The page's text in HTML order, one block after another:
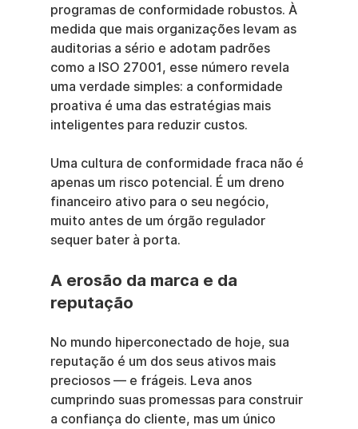
programas de conformidade robustos. À
medida que mais organizações levam as
auditorias a sério e adotam padrões
como a ISO 27001, esse número revela
uma verdade simples: a conformidade
proativa é uma das estratégias mais
inteligentes para reduzir custos.
Uma cultura de conformidade fraca não é
apenas um risco potencial. É um dreno
financeiro ativo para o seu negócio,
muito antes de um órgão regulador
sequer bater à porta.
A erosão da marca e da
reputação
No mundo hiperconectado de hoje, sua
reputação é um dos seus ativos mais
preciosos — e frágeis. Leva anos
cumprindo suas promessas para construir
a confiança do cliente, mas um único